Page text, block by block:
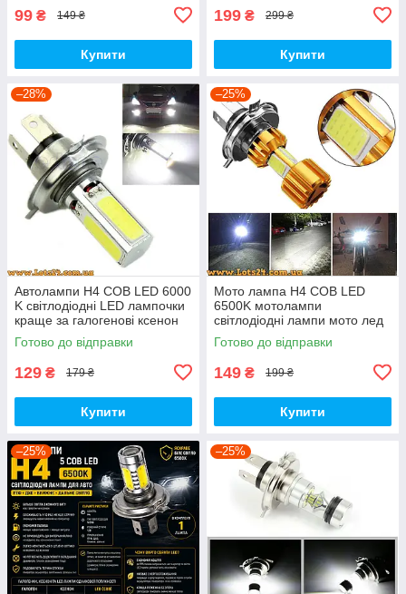
99 ₴ 149 ₴
Купити
199 ₴ 299 ₴
Купити
–28%
Автолампи H4 COB LED 6000
K світлодіодні LED лампочки
краще за галогенові ксенон
ДХО DRL
Готово до відправки
129 ₴ 179 ₴
Купити
–25%
Мото лампа H4 COB LED
6500K мотолампи
світлодіодні лампи мото лед
лампи мото лампа led
світлодіодна на скутер
Готово до відправки
149 ₴ 199 ₴
Купити
–25% –25%